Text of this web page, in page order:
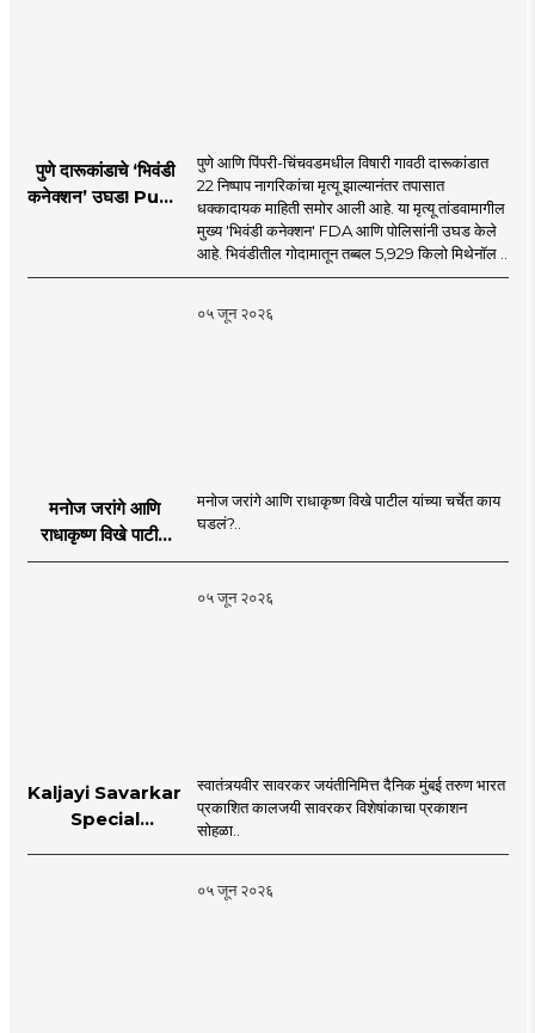
पुणे दारूकांडाचे ‘भिवंडी
कनेक्शन’ उघड! Pune
पुणे आणि पिंपरी-चिंचवडमधील विषारी गावठी दारूकांडात
22 निष्पाप नागरिकांचा मृत्यू झाल्यानंतर तपासात
धक्कादायक माहिती समोर आली आहे. या मृत्यू तांडवामागील
मुख्य 'भिवंडी कनेक्शन' FDA आणि पोलिसांनी उघड केले
आहे. भिवंडीतील गोदामातून तब्बल 5,929 किलो मिथेनॉल ..
०५ जून २०२६
मनोज जरांगे आणि
राधाकृष्ण विखे पाटील
यांच्या चर्चेत काय घडलं?
मनोज जरांगे आणि राधाकृष्ण विखे पाटील यांच्या चर्चेत काय
घडलं?..
०५ जून २०२६
Kaljayi Savarkar
Special
स्वातंत्र्यवीर सावरकर जयंतीनिमित्त दैनिक मुंबई तरुण भारत
प्रकाशित कालजयी सावरकर विशेषांकाचा प्रकाशन
सोहळा..
०५ जून २०२६